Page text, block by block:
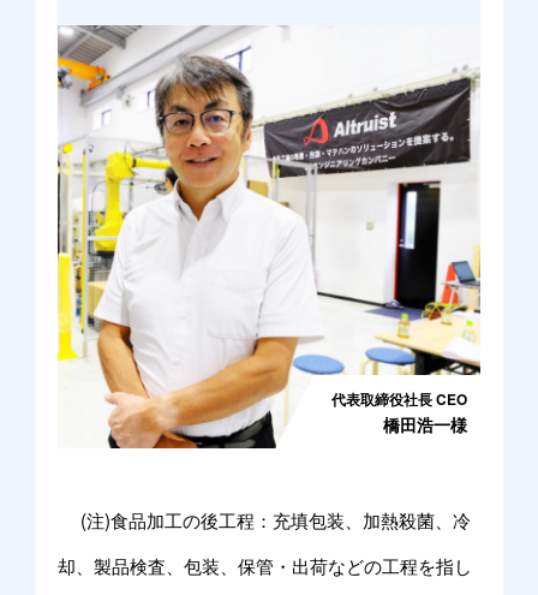
代表取締役社長 CEO
橋田浩一様
(注)食品加工の後工程：充填包装、加熱殺菌、冷
却、製品検査、包装、保管・出荷などの工程を指し